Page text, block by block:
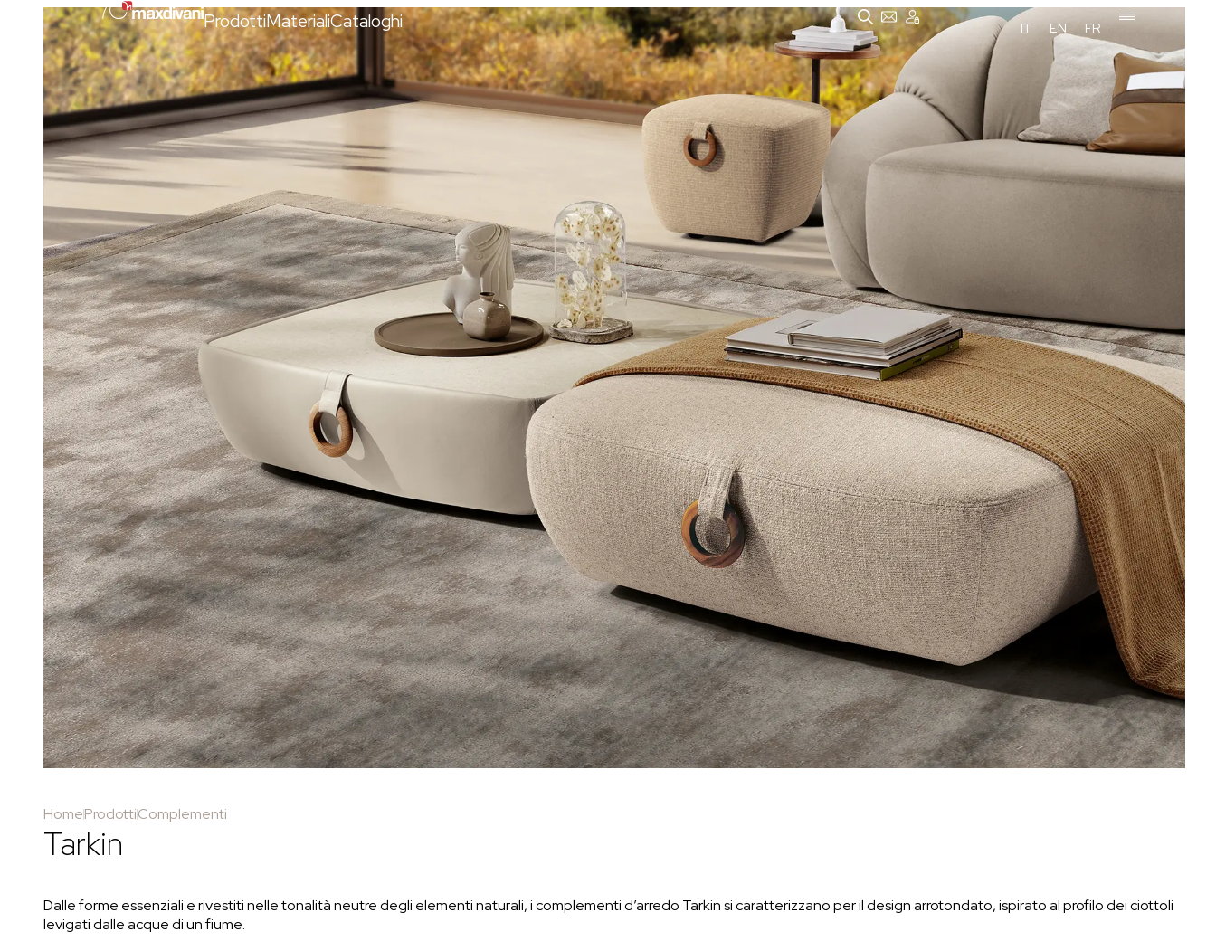
ProdottiMaterialiCataloghi IT EN FR
HomeProdottiComplementi
Tarkin
Dalle forme essenziali e rivestiti nelle tonalità neutre degli elementi naturali, i complementi d’arredo Tarkin si caratterizzano per il design arrotondato, ispirato al profilo dei ciottoli
levigati dalle acque di un fiume.